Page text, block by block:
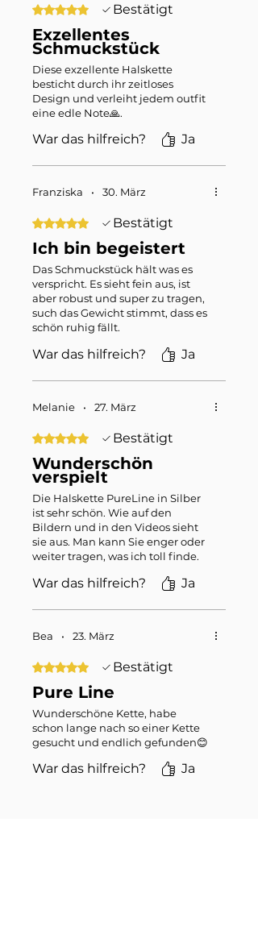
Mit 5 von 5 Sternen bewertet.
Bestätigt
Exzellentes
Schmuckstück
Diese exzellente Halskette
besticht durch ihr zeitloses
Design und verleiht jedem outfit
eine edle Note🙏.
War das hilfreich? Ja
Franziska • 30. März
Mit 5 von 5 Sternen bewertet.
Bestätigt
Ich bin begeistert
Das Schmuckstück hält was es
verspricht. Es sieht fein aus, ist
aber robust und super zu tragen,
such das Gewicht stimmt, dass es
schön ruhig fällt.
schnell und war toll und liebevoll
Es gehörtbschon zu meinen
Vielen Dank, Katja
War das hilfreich? Ja
Melanie • 27. März
Mit 5 von 5 Sternen bewertet.
Bestätigt
Wunderschön
verspielt
Die Halskette PureLine in Silber
ist sehr schön. Wie auf den
Bildern und in den Videos sieht
sie aus. Man kann Sie enger oder
weiter tragen, was ich toll finde.
Jetzt warte ich nur noch auf die
passende Outfit, sie zu tragen.
War auch wunderschön &
Katja 🙏🏼
War das hilfreich? Ja
Bea • 23. März
Mit 5 von 5 Sternen bewertet.
Bestätigt
Pure Line
Wunderschöne Kette, habe
schon lange nach so einer Kette
gesucht und endlich gefunden😊
War das hilfreich? Ja